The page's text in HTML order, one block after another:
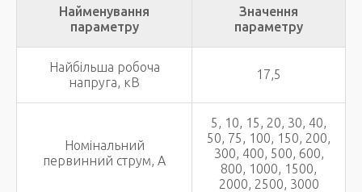
Найменування
параметру
Значення
параметру
Найбільша робоча
напруга, кВ
17,5
Номінальний
первинний струм, А
5, 10, 15, 20, 30, 40,
50, 75, 100, 150, 200,
300, 400, 500, 600,
800, 1000, 1500,
2000, 2500, 3000